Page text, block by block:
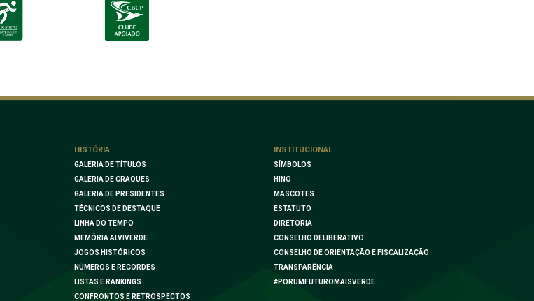
HISTÓRIA
GALERIA DE TÍTULOS
GALERIA DE CRAQUES
GALERIA DE PRESIDENTES
TÉCNICOS DE DESTAQUE
LINHA DO TEMPO
MEMÓRIA ALVIVERDE
JOGOS HISTÓRICOS
NÚMEROS E RECORDES
LISTAS E RANKINGS
CONFRONTOS E RETROSPECTOS
INSTITUCIONAL
SÍMBOLOS
HINO
MASCOTES
ESTATUTO
DIRETORIA
CONSELHO DELIBERATIVO
CONSELHO DE ORIENTAÇÃO E FISCALIZAÇÃO
TRANSPARÊNCIA
#PORUMFUTUROMAISVERDE